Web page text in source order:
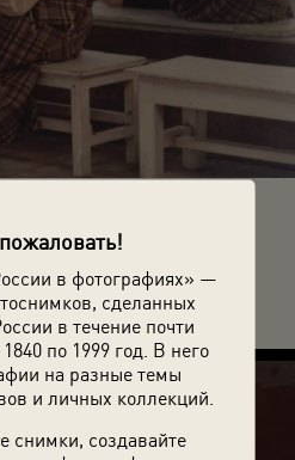
в фотографиях» —
сделанных
в течение почти
по 1999 год. В него
на разные темы
и личных коллекций.
снимки, создавайте
Уланова и Людмила Семеняка.
Москва.